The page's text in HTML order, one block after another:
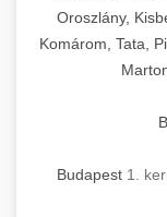
Oroszlány,
Komárom, Tata,
Budapest 1.